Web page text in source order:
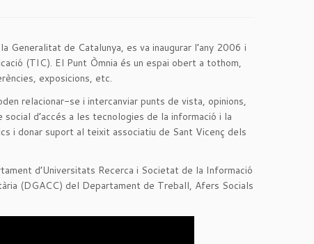
Generalitat de Catalunya, es va inaugurar l’any 2006 i
(TIC). El Punt Òmnia és un espai obert a tothom,
exposicions, etc.
relacionar-se i intercanviar punts de vista, opinions,
social d’accés a les tecnologies de la informació i la
i donar suport al teixit associatiu de Sant Vicenç dels
d’Universitats Recerca i Societat de la Informació
(DGACC) del Departament de Treball, Afers Socials